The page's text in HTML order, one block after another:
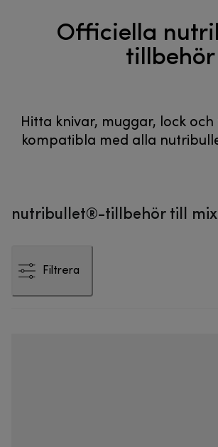
Officiella
tillbehör
Hitta knivar, muggar, lock
kompatibla med alla
nutribullet®-tillbehör till
Filtrera